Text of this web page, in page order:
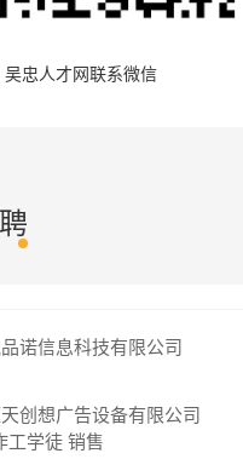
吴忠人才网联系微信
诺信息科技有限公司
创想广告设备有限公司
工学徒 销售